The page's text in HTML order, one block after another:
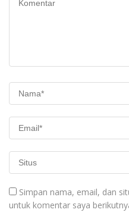
Simpan nama, email, dan
untuk komentar saya